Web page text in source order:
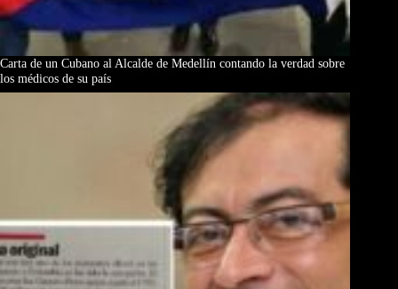
Carta de un Cubano al Alcalde de Medellín contando la verdad sobre
los médicos de su país